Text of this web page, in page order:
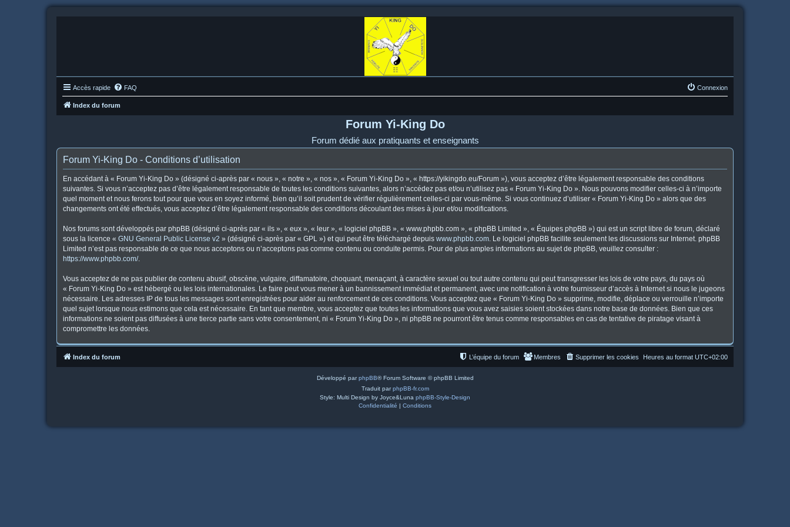
Accès rapide FAQ Connexion
Index du forum
Forum Yi-King Do
Forum dédié aux pratiquants et enseignants
Forum Yi-King Do - Conditions d’utilisation
En accédant à « Forum Yi-King Do » (désigné ci-après par « nous », « notre », « nos », « Forum Yi-King Do », « https://yikingdo.eu/Forum »), vous acceptez d’être légalement responsable des conditions
suivantes. Si vous n’acceptez pas d’être légalement responsable de toutes les conditions suivantes, alors n’accédez pas et/ou n’utilisez pas « Forum Yi-King Do ». Nous pouvons modifier celles-ci à n’importe
quel moment et nous ferons tout pour que vous en soyez informé, bien qu’il soit prudent de vérifier régulièrement celles-ci par vous-même. Si vous continuez d’utiliser « Forum Yi-King Do » alors que des
changements ont été effectués, vous acceptez d’être légalement responsable des conditions découlant des mises à jour et/ou modifications.
Nos forums sont développés par phpBB (désigné ci-après par « ils », « eux », « leur », « logiciel phpBB », « www.phpbb.com », « phpBB Limited », « Équipes phpBB ») qui est un script libre de forum, déclaré
sous la licence « GNU General Public License v2 » (désigné ci-après par « GPL ») et qui peut être téléchargé depuis www.phpbb.com. Le logiciel phpBB facilite seulement les discussions sur Internet. phpBB
Limited n’est pas responsable de ce que nous acceptons ou n’acceptons pas comme contenu ou conduite permis. Pour de plus amples informations au sujet de phpBB, veuillez consulter :
https://www.phpbb.com/.
Vous acceptez de ne pas publier de contenu abusif, obscène, vulgaire, diffamatoire, choquant, menaçant, à caractère sexuel ou tout autre contenu qui peut transgresser les lois de votre pays, du pays où
« Forum Yi-King Do » est hébergé ou les lois internationales. Le faire peut vous mener à un bannissement immédiat et permanent, avec une notification à votre fournisseur d’accès à Internet si nous le jugeons
nécessaire. Les adresses IP de tous les messages sont enregistrées pour aider au renforcement de ces conditions. Vous acceptez que « Forum Yi-King Do » supprime, modifie, déplace ou verrouille n’importe
quel sujet lorsque nous estimons que cela est nécessaire. En tant que membre, vous acceptez que toutes les informations que vous avez saisies soient stockées dans notre base de données. Bien que ces
informations ne soient pas diffusées à une tierce partie sans votre consentement, ni « Forum Yi-King Do », ni phpBB ne pourront être tenus comme responsables en cas de tentative de piratage visant à
compromettre les données.
Index du forum Heures au format UTC+02:00
Supprimer les cookies
Membres
L’équipe du forum
Développé parphpBB® Forum Software © phpBB Limited
Traduit parphpBB-fr.com
Style: Multi Design by Joyce&Luna phpBB-Style-Design
Confidentialité | Conditions